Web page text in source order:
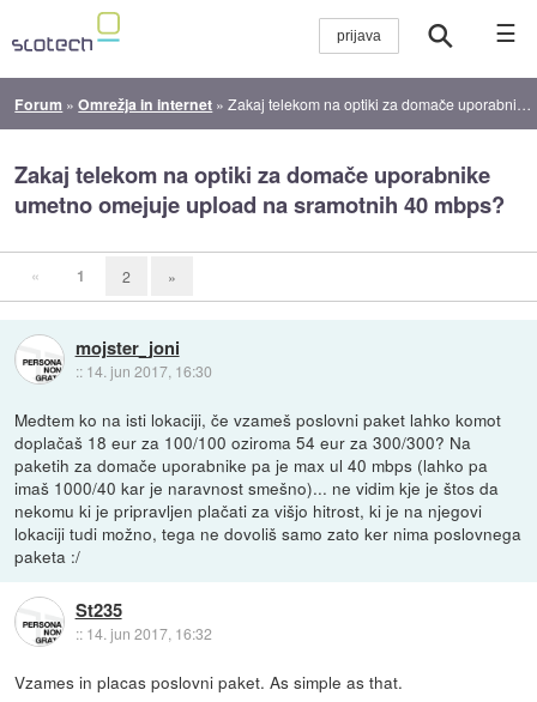
☰
Forum »Omrežja in internet »Zakaj telekom na optiki za domače uporabnike umetno omejuje upload na sramotnih 40 mbps?
Zakaj telekom na optiki za domače uporabnike
umetno omejuje upload na sramotnih 40 mbps?
« 1 2 »
mojster_joni
:: 14. jun 2017, 16:30
Medtem ko na isti lokaciji, če vzameš poslovni paket lahko komot
doplačaš 18 eur za 100/100 oziroma 54 eur za 300/300? Na
paketih za domače uporabnike pa je max ul 40 mbps (lahko pa
imaš 1000/40 kar je naravnost smešno)... ne vidim kje je štos da
nekomu ki je pripravljen plačati za višjo hitrost, ki je na njegovi
lokaciji tudi možno, tega ne dovoliš samo zato ker nima poslovnega
paketa :/
St235
:: 14. jun 2017, 16:32
Vzames in placas poslovni paket. As simple as that.